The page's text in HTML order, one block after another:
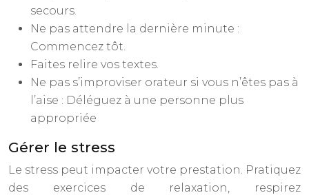
secours.
Ne pas attendre la dernière minute :
Commencez tôt.
Faites relire vos textes.
Ne pas s’improviser orateur si vous n’êtes pas à
l’aise : Déléguez à une personne plus
appropriée
Gérer le stress
Le stress peut impacter votre prestation. Pratiquez
des exercices de relaxation, respirez